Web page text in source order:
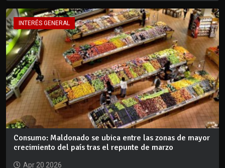
INTERÉS GENERAL
Consumo: Maldonado se ubica entre las zonas de mayor
crecimiento del país tras el repunte de marzo
Apr 20 2026